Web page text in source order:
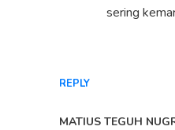
REPLY
sering
MATIUS TEGUH